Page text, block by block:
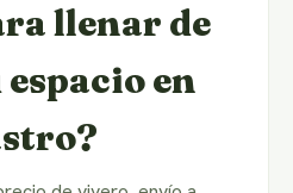
llenar de
en